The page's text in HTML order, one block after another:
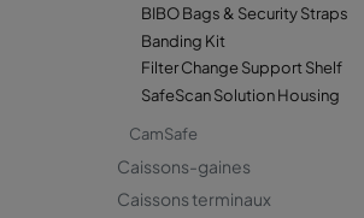
BIBO Bags & Security Straps
Banding Kit
Filter Change Support Shelf
SafeScan Solution Housing
CamSafe
Caissons-gaines
Caissons terminaux